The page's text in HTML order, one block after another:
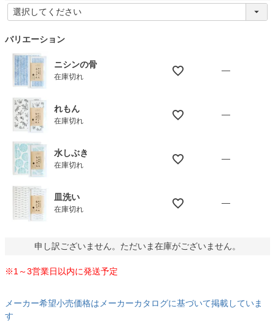
)
(
バリエーション
ニシンの骨
在庫切れ
—
れもん
在庫切れ
—
水しぶき
在庫切れ
—
皿洗い
在庫切れ
—
申し訳ございません。ただいま在庫がございません。
※1～3営業日以内に発送予定
メーカー希望小売価格はメーカーカタログに基づいて掲載していま
す